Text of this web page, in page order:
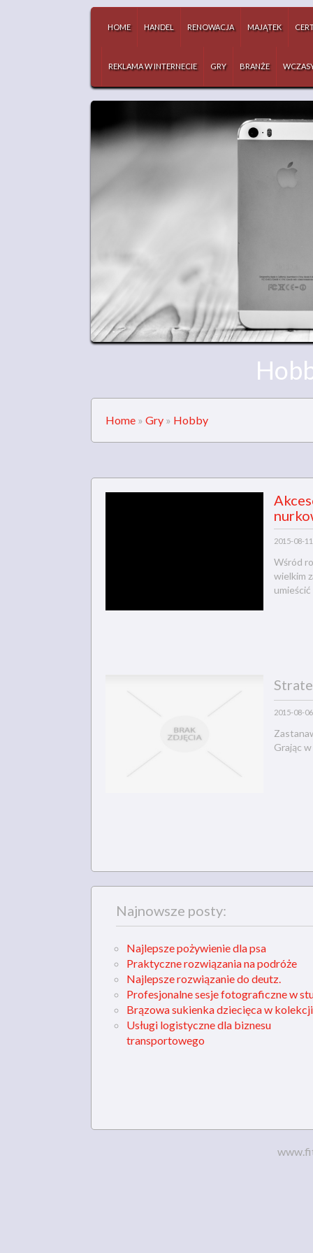
HOME HANDEL RENOWACJA MAJĄTEK
REKLAMA W INTERNECIE GRY BRANŻE
Home » Gry » Hobby
2015-08-11
Wśród
wielkim
2015-08-06
Grając
Najnowsze posty:
Najlepsze pożywienie dla psa
Praktyczne rozwiązania na podróże
Najlepsze rozwiązanie do deutz.
Profesjonalne sesje fotograficzne w
Brązowa sukienka dziecięca w
Usługi logistyczne dla biznesu
transportowego